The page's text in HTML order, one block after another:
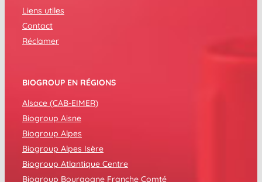
Liens utiles
Contact
Réclamer
BIOGROUP EN RÉGIONS
Alsace (CAB-EIMER)
Biogroup Aisne
Biogroup Alpes
Biogroup Alpes Isère
Biogroup Atlantique Centre
Biogroup Bourgogne Franche Comté